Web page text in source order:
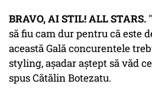
BRAVO, AI STIL! ALL STARS.
să fiu cam dur pentru că este
această Gală concurentele
styling, așadar aștept să văd
spus Cătălin Botezatu.